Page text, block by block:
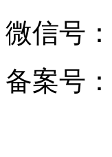
微信号：
备案号：